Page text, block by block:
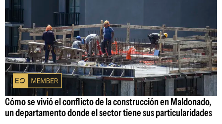
Cómo se vivió el conflicto de la construcción en Maldonado,
un departamento donde el sector tiene sus particularidades